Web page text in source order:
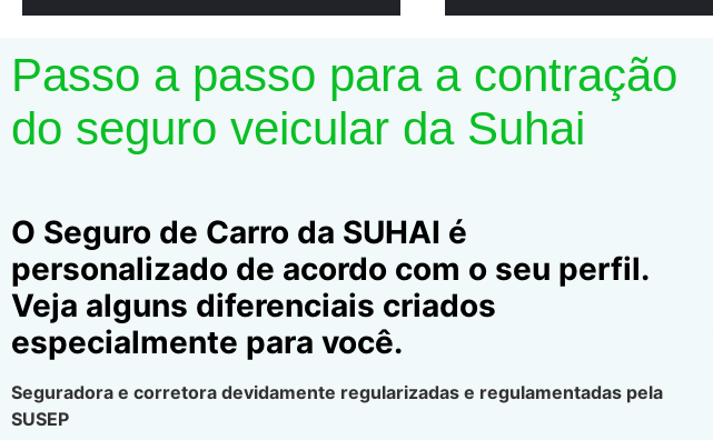
Passo a passo para a contração
do seguro veicular da Suhai
O Seguro de Carro da SUHAI é
personalizado de acordo com o seu perfil.
Veja alguns diferenciais criados
especialmente para você.
Seguradora e corretora devidamente regularizadas e regulamentadas pela
SUSEP